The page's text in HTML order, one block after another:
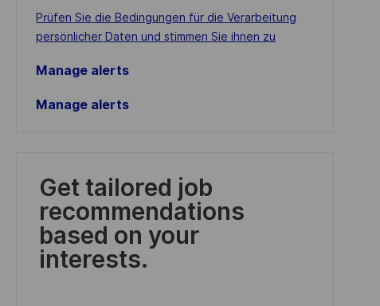
address
(Required)
Required
Prüfen Sie die Bedingungen für die Verarbeitung
persönlicher Daten und stimmen Sie ihnen zu
Manage alerts
Manage alerts
Get tailored job
recommendations
based on your
interests.